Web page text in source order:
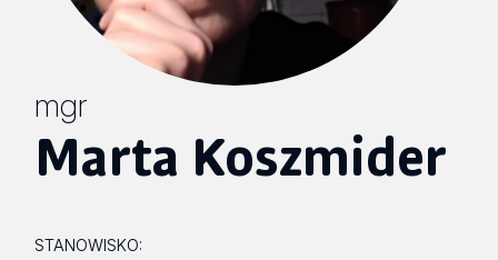
mgr
Marta Koszmider
STANOWISKO: